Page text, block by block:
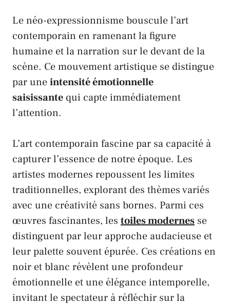
Le néo-expressionnisme bouscule l’art
contemporain en ramenant la figure
humaine et la narration sur le devant de la
scène. Ce mouvement artistique se distingue
par uneintensité émotionnelle
saisissante qui capte immédiatement
l’attention.
L’art contemporain fascine par sa capacité à
capturer l’essence de notre époque. Les
artistes modernes repoussent les limites
traditionnelles, explorant des thèmes variés
avec une créativité sans bornes. Parmi ces
œuvres fascinantes, les toiles modernes se
distinguent par leur approche audacieuse et
leur palette souvent épurée. Ces créations en
noir et blanc révèlent une profondeur
émotionnelle et une élégance intemporelle,
invitant le spectateur à réfléchir sur la